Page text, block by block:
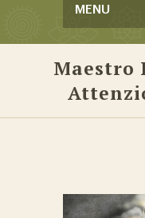
MENU
Maestro